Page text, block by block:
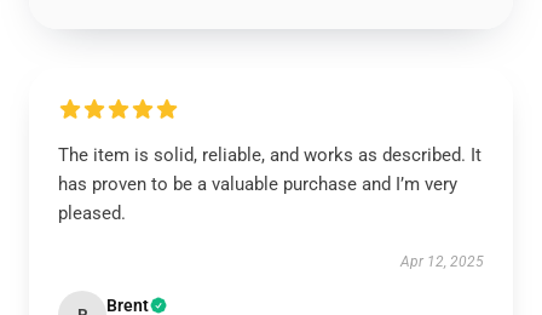
The item is solid, reliable, and works as described. It
has proven to be a valuable purchase and I’m very
pleased.
Apr 12, 2025
Brent